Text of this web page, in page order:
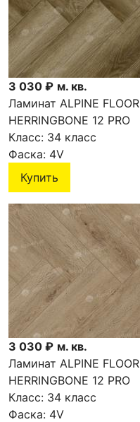
3 030 ₽ м. кв.
Ламинат ALPINE FLOOR
HERRINGBONE 12 PRO
Марсель LF106-09
Класс: 34 класс
Фаска: 4V
Купить
3 030 ₽ м. кв.
Ламинат ALPINE FLOOR
HERRINGBONE 12 PRO
Дуб Прованс LF106-07
Класс: 34 класс
Фаска: 4V